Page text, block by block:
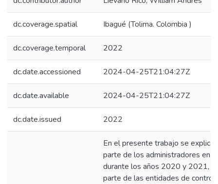
dc.coverage.spatial Ibagué (Tolima. Colombia )
dc.coverage.temporal 2022
dc.date.accessioned 2024-04-25T21:04:27Z
dc.date.available 2024-04-25T21:04:27Z
dc.date.issued 2022
En el presente trabajo se
parte de los administradores en
durante los años 2020 y 2021,
parte de las entidades de